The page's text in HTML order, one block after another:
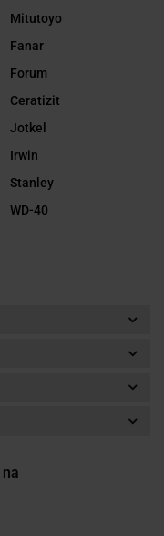
Mitutoyo
Fanar
Forum
Ceratizit
Jotkel
Irwin
Stanley
WD-40